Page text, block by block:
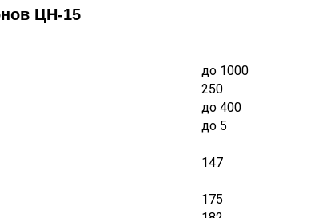
ЦН-15
до 1000
250
до 400
до 5
147
175